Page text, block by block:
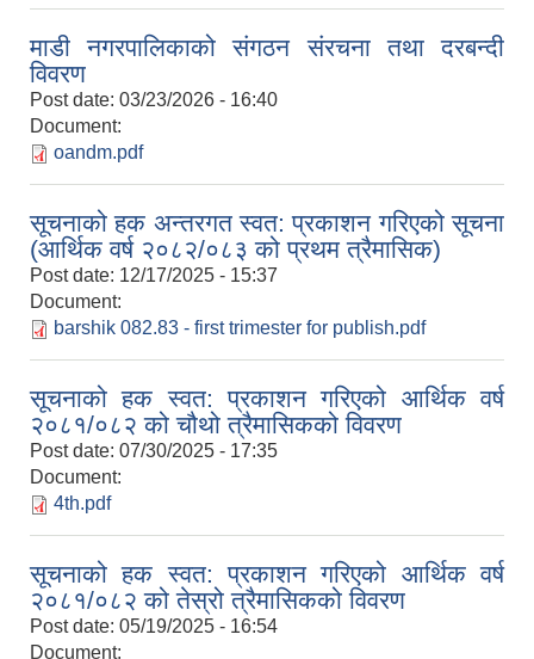
माडी नगरपालिकाको संगठन संरचना तथा दरबन्दी
विवरण
Post date: 03/23/2026 - 16:40
Document:
oandm.pdf
सूचनाको हक अन्तरगत स्वत: प्रकाशन गरिएको सूचना
(आर्थिक वर्ष २०८२/०८३ को प्रथम त्रैमासिक)
Post date: 12/17/2025 - 15:37
Document:
barshik 082.83 - first trimester for publish.pdf
सूचनाको हक स्वत: प्रकाशन गरिएको आर्थिक वर्ष
२०८१/०८२ को चौथो त्रैमासिकको विवरण
Post date: 07/30/2025 - 17:35
Document:
4th.pdf
सूचनाको हक स्वत: प्रकाशन गरिएको आर्थिक वर्ष
२०८१/०८२ को तेस्रो त्रैमासिकको विवरण
Post date: 05/19/2025 - 16:54
Document: